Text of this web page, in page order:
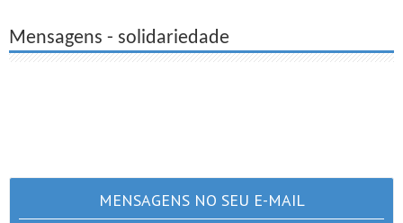
Mensagens - solidariedade
MENSAGENS NO SEU E-MAIL